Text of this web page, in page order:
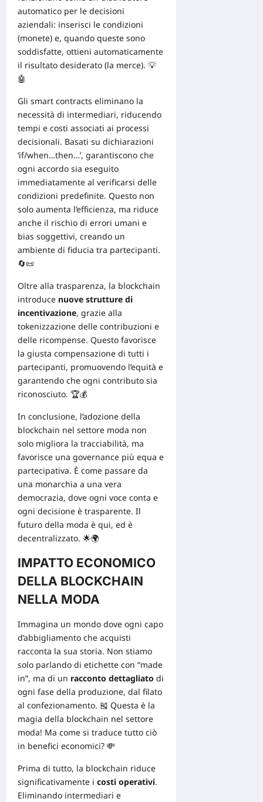
automatico per le decisioni
aziendali: inserisci le condizioni
(monete) e, quando queste sono
soddisfatte, ottieni automaticamente
il risultato desiderato (la merce). 💡
🤖
Gli smart contracts eliminano la
necessità di intermediari, riducendo
tempi e costi associati ai processi
decisionali. Basati su dichiarazioni
‘if/when…then…’, garantiscono che
ogni accordo sia eseguito
immediatamente al verificarsi delle
condizioni predefinite. Questo non
solo aumenta l’efficienza, ma riduce
anche il rischio di errori umani e
bias soggettivi, creando un
ambiente di fiducia tra partecipanti.
🔄📜
Oltre alla trasparenza, la blockchain
introduce nuove strutture di
incentivazione, grazie alla
tokenizzazione delle contribuzioni e
delle ricompense. Questo favorisce
la giusta compensazione di tutti i
partecipanti, promuovendo l’equità e
garantendo che ogni contributo sia
riconosciuto. 🏆💰
In conclusione, l’adozione della
blockchain nel settore moda non
solo migliora la tracciabilità, ma
favorisce una governance più equa e
partecipativa. È come passare da
una monarchia a una vera
democrazia, dove ogni voce conta e
ogni decisione è trasparente. Il
futuro della moda è qui, ed è
decentralizzato. 🌟🌍
IMPATTO ECONOMICO
DELLA BLOCKCHAIN
NELLA MODA
Immagina un mondo dove ogni capo
d’abbigliamento che acquisti
racconta la sua storia. Non stiamo
solo parlando di etichette con “made
in”, ma di un racconto dettagliato di
ogni fase della produzione, dal filato
al confezionamento. 🎽 Questa è la
magia della blockchain nel settore
moda! Ma come si traduce tutto ciò
in benefici economici? 💸
Prima di tutto, la blockchain riduce
significativamente i costi operativi.
Eliminando intermediari e